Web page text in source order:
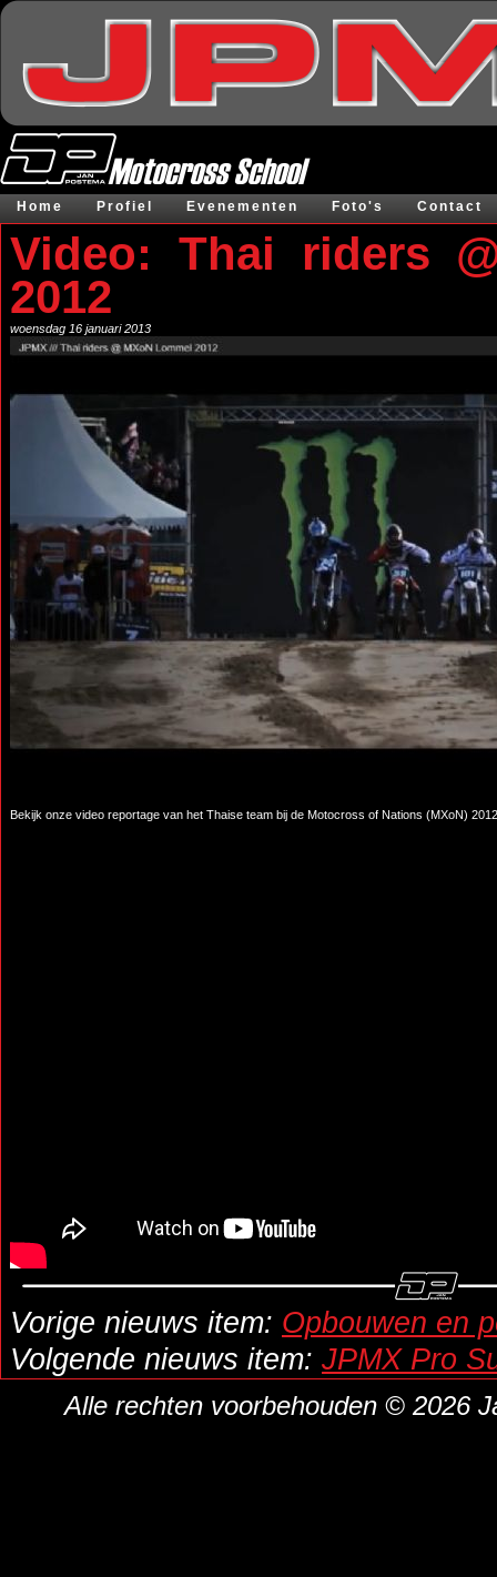
Home Profiel Evenementen Foto's Contact
Video: Thai riders
2012
woensdag 16 januari 2013
Bekijk onze video reportage van het Thaise team bij de Motocross of Nations (MXoN)
Vorige nieuws item: Opbouwen en
Volgende nieuws item: JPMX Pro
Alle rechten voorbehouden © 2026